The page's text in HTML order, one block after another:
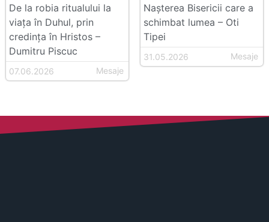
De la robia ritualului la
viața în Duhul, prin
credința în Hristos –
Dumitru Piscuc
07.06.2026 Mesaje
Nașterea Bisericii care a
schimbat lumea – Oti
Tipei
31.05.2026 Mesaje